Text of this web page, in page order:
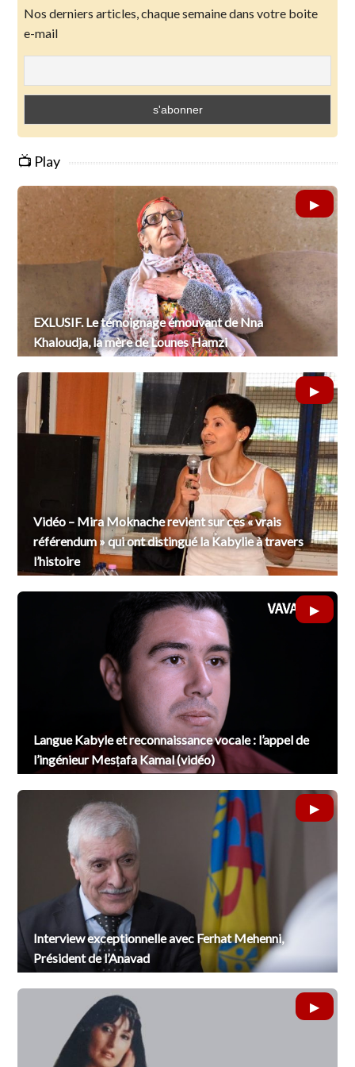
Nos derniers articles, chaque semaine dans votre boite
e-mail
📺 Play
EXLUSIF. Le témoignage émouvant de Nna
Khaloudja, la mère de Lounes Hamzi
Vidéo – Mira Moknache revient sur ces « vrais
référendum » qui ont distingué la Kabylie à travers
l’histoire
Langue Kabyle et reconnaissance vocale : l’appel de
l’ingénieur Mesṭafa Kamal (vidéo)
Interview exceptionnelle avec Ferhat Mehenni,
Président de l’Anavad